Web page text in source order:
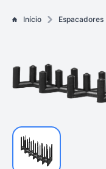
Início Espacadores